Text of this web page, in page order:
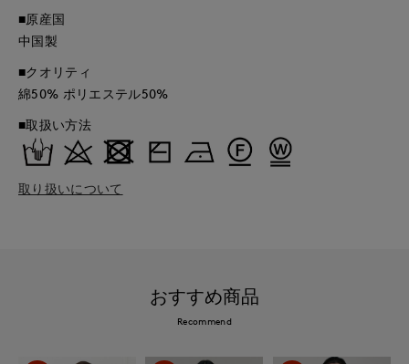
■原産国
中国製
■クオリティ
綿50% ポリエステル50%
■取扱い方法
取り扱いについて
おすすめ商品
Recommend